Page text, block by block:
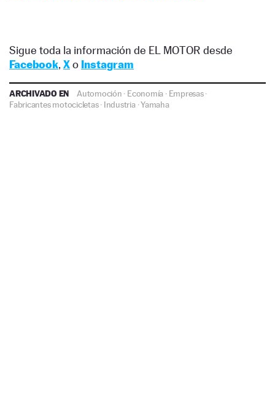
Sigue toda la información de EL MOTOR desde
Facebook, Xo Instagram
ARCHIVADO EN Automoción · Economía · Empresas·
Fabricantes motocicletas· Industria·Yamaha